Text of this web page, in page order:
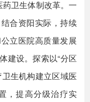
药卫生体制改革。一
合资阳实际，持续
立医院高质量发展
建设。探索以“分区
生机构建立区域医
，提高分级治疗实